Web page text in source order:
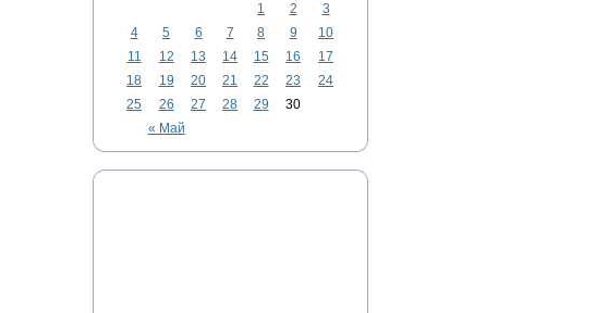
« Май
1 2
3
4
5 6 7 8 9
10
11
12 13 14 15 16
17
18
19 20 21 22 23
24
25
26 27 28 29 30